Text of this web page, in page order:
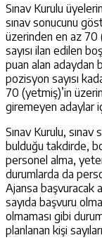
Sınav Kurulu
sınav sonucunu
üzerinden en az 70
sayısı ilan edilen
puan alan adaydan
pozisyon sayısı
70 (yetmiş)’in
giremeyen adaylar
Sınav Kurulu, sınav
bulduğu takdirde,
personel alma,
durumlarda da
Ajansa başvuracak
sayıda başvuru
olmaması gibi
planlanan kişi